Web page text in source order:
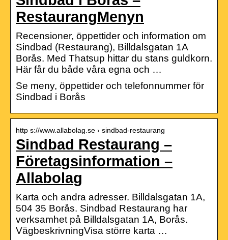
RestaurangMenyn
Recensioner, öppettider och information om
Sindbad (Restaurang), Billdalsgatan 1A
Borås. Med Thatsup hittar du stans guldkorn.
Här får du både våra egna och …
Se meny, öppettider och telefonnummer för
Sindbad i Borås
http s://www.allabolag.se › sindbad-restaurang
Sindbad Restaurang –
Företagsinformation –
Allabolag
Karta och andra adresser. Billdalsgatan 1A,
504 35 Borås. Sindbad Restaurang har
verksamhet på Billdalsgatan 1A, Borås.
VägbeskrivningVisa större karta …